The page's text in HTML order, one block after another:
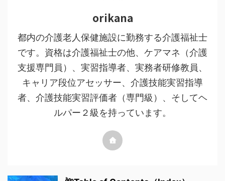
orikana
都内の介護老人保健施設に勤務する介護福祉士
です。資格は介護福祉士の他、ケアマネ（介護
支援専門員）、実習指導者、実務者研修教員、
キャリア段位アセッサー、介護技能実習指導
者、介護技能実習評価者（専門級）、そしてヘ
ルパー２級を持っています。